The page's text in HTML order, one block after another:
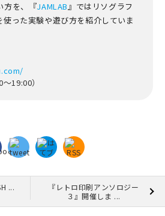
方を、『JAMLAB』ではリソグラフ
使った実験や遊び方を紹介していま
19:00）
...
『レトロ印刷アンソロジー
３』開催しま ...